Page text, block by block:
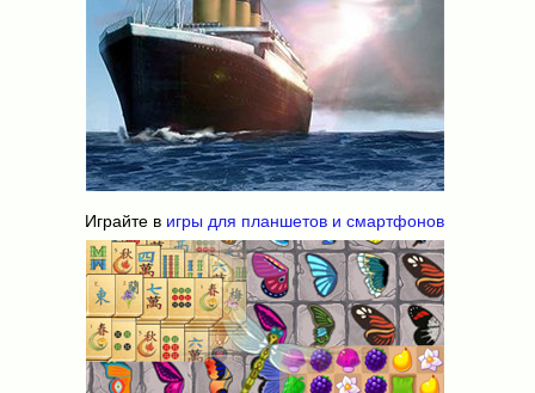
Играйте в игры для планшетов и смартфонов